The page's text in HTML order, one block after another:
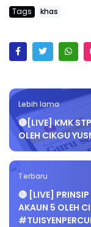
Tags khas
Lebih lama
🔴[LIVE] KMK
OLEH CIKGU
Terbaru
🔴 [LIVE]
AKAUN 5 OLEH